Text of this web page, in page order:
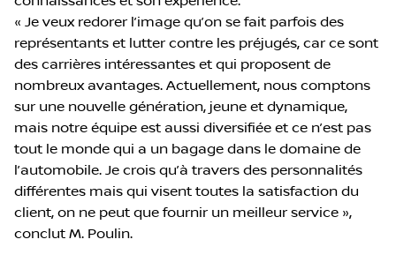
« Je veux redorer l’image qu’on se fait parfois des
représentants et lutter contre les préjugés, car ce sont
des carrières intéressantes et qui proposent de
nombreux avantages. Actuellement, nous comptons
sur une nouvelle génération, jeune et dynamique,
mais notre équipe est aussi diversifiée et ce n’est pas
tout le monde qui a un bagage dans le domaine de
l’automobile. Je crois qu’à travers des personnalités
différentes mais qui visent toutes la satisfaction du
client, on ne peut que fournir un meilleur service »,
conclut M. Poulin.